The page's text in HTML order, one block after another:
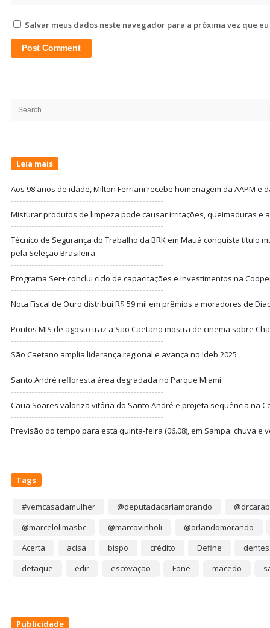
Salvar meus dados neste navegador para a próxima vez que
Search
Leia mais
Aos 98 anos de idade, Milton Ferriani recebe homenagem da AAPM e
Misturar produtos de limpeza pode causar irritações, queimaduras e
Técnico de Segurança do Trabalho da BRK em Mauá conquista título
pela Seleção Brasileira
Programa Ser+ conclui ciclo de capacitações e investimentos na
Nota Fiscal de Ouro distribui R$ 59 mil em prêmios a moradores de
Pontos MIS de agosto traz a São Caetano mostra de cinema sobre
São Caetano amplia liderança regional e avança no Ideb 2025
Santo André refloresta área degradada no Parque Miami
Cauã Soares valoriza vitória do Santo André e projeta sequência na
Previsão do tempo para esta quinta-feira (06.08), em Sampa: chuva e
Tags
#vemcasadamulher @deputadacarlamorando
@marcelolimasbc
@marcovinholi
@orlandomorando
Acerta
acisa bispo crédito Define
dentes
detaque
edir escovação Fone macedo
Publicidade